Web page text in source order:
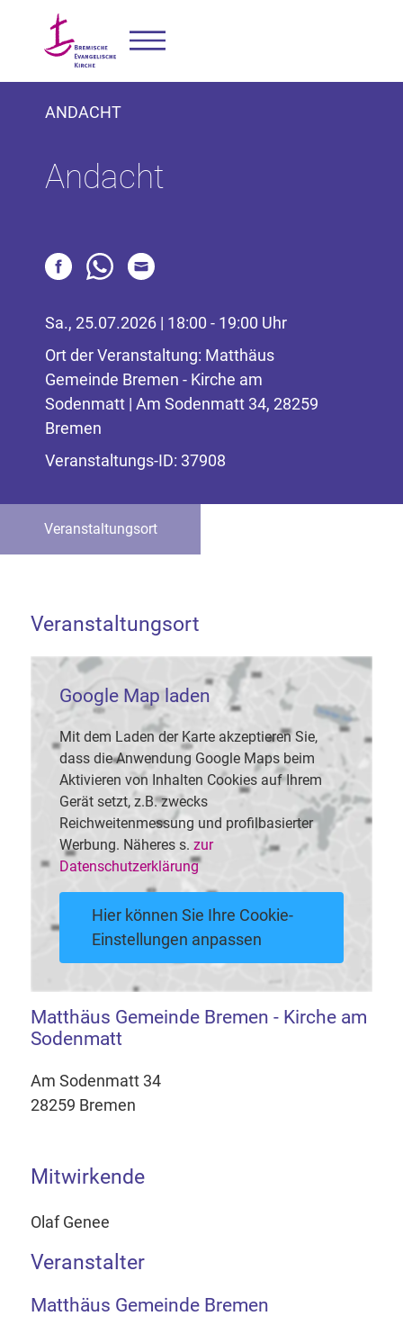
ANDACHT
Andacht
Sa., 25.07.2026 | 18:00 - 19:00 Uhr
Ort der Veranstaltung: Matthäus
Gemeinde Bremen - Kirche am
Sodenmatt | Am Sodenmatt 34, 28259
Bremen
Veranstaltungs-ID: 37908
Veranstaltungsort
Veranstaltungsort
Google Map laden
Mit dem Laden der Karte akzeptieren Sie,
dass die Anwendung Google Maps beim
Aktivieren von Inhalten Cookies auf Ihrem
Gerät setzt, z.B. zwecks
Reichweitenmessung und profilbasierter
Werbung. Näheres s. zur
Datenschutzerklärung
Hier können Sie Ihre Cookie-
Einstellungen anpassen
Matthäus Gemeinde Bremen - Kirche am
Sodenmatt
Am Sodenmatt 34
28259 Bremen
Mitwirkende
Olaf Genee
Veranstalter
Matthäus Gemeinde Bremen